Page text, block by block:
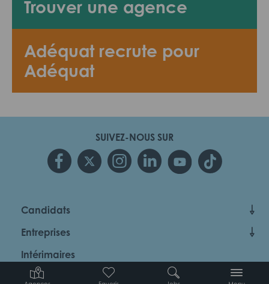
Trouver une agence
Adéquat recrute pour
Adéquat
SUIVEZ-NOUS SUR
Candidats
Entreprises
Intérimaires
À propos d’Adéquat